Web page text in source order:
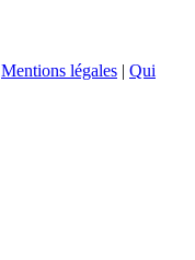
Mentions légales | Qui